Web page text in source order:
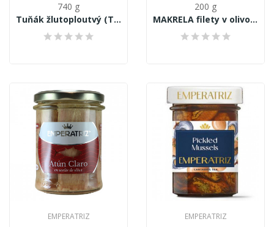
740 g
Tuňák žlutoploutvý (Thunnus Albacares) filety v...
200 g
MAKRELA filety v olivovém oleji 200 g
EMPERATRIZ EMPERATRIZ